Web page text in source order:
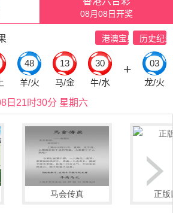
马会传真 正版